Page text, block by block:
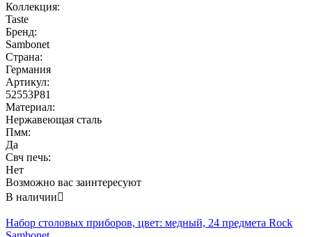
Коллекция:
Taste
Бренд:
Sambonet
Страна:
Германия
Артикул:
52553P81
Материал:
Нержавеющая сталь
Пмм:
Да
Свч печь:
Нет
Возможно вас заинтересуют
В наличии
Набор столовых приборов, цвет: медный, 24 предмета Rock